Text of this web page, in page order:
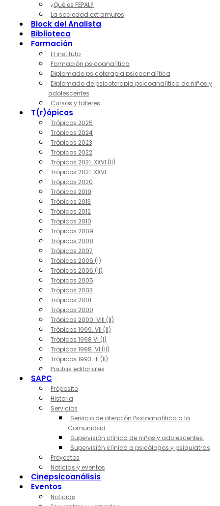
¿Qué es FEPAL?
La sociedad extramuros
Block del Analista
Biblioteca
Formación
El instituto
Formación psicoanalítica
Diplomado psicoterapia psicoanalítica
Diplomado de psicoterapia psicoanalítica de niños y
adolescentes
Cursos y talleres
T(r)ópicos
Trópicos 2025
Trópicos 2024
Trópicos 2023
Trópicos 2022
Trópicos 2021. XXVI (II)
Trópicos 2021. XXVI
Trópicos 2020
Trópicos 2019
Trópicos 2013
Trópicos 2012
Trópicos 2010
Trópicos 2009
Trópicos 2008
Trópicos 2007
Trópicos 2006 (I)
Trópicos 2006 (II)
Trópicos 2005
Trópicos 2003
Trópicos 2001
Trópicos 2000
Trópicos 2000. VIII (II)
Trópicos 1999. VII (II)
Trópicos 1998 VI (I)
Trópicos 1998. VI (II)
Trópicos 1993. III (II)
Pautas editoriales
SAPC
Próposito
Historia
Servicios
Servicio de atención Psicoanalítica a la
Comunidad
Supervisión clínica de niños y adolescentes.
Supervisión clínica a psicólogos y psiquiatras
Proyectos
Noticias y eventos
Cinepsicoanálisis
Eventos
Noticias